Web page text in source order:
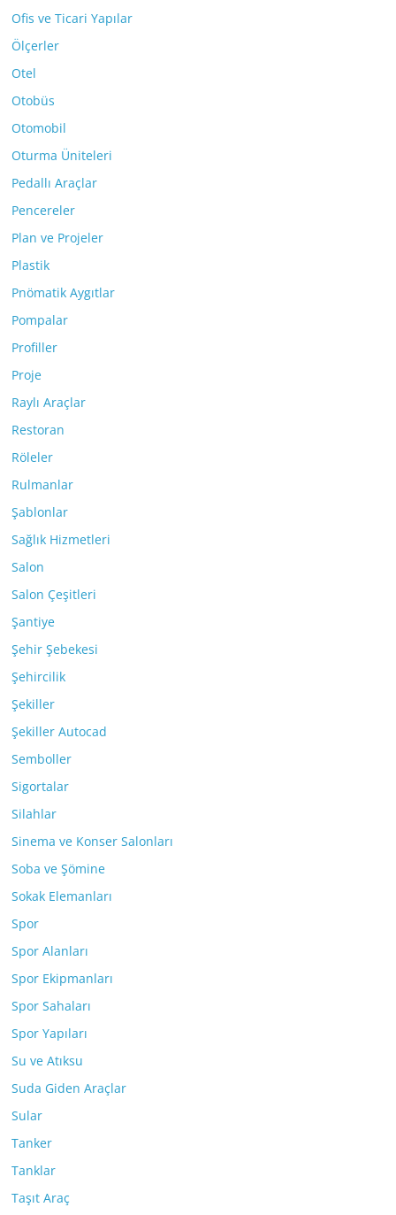
Ofis ve Ticari Yapılar
Ölçerler
Otel
Otobüs
Otomobil
Oturma Üniteleri
Pedallı Araçlar
Pencereler
Plan ve Projeler
Plastik
Pnömatik Aygıtlar
Pompalar
Profiller
Proje
Raylı Araçlar
Restoran
Röleler
Rulmanlar
Şablonlar
Sağlık Hizmetleri
Salon
Salon Çeşitleri
Şantiye
Şehir Şebekesi
Şehircilik
Şekiller
Şekiller Autocad
Semboller
Sigortalar
Silahlar
Sinema ve Konser Salonları
Soba ve Şömine
Sokak Elemanları
Spor
Spor Alanları
Spor Ekipmanları
Spor Sahaları
Spor Yapıları
Su ve Atıksu
Suda Giden Araçlar
Sular
Tanker
Tanklar
Taşıt Araç